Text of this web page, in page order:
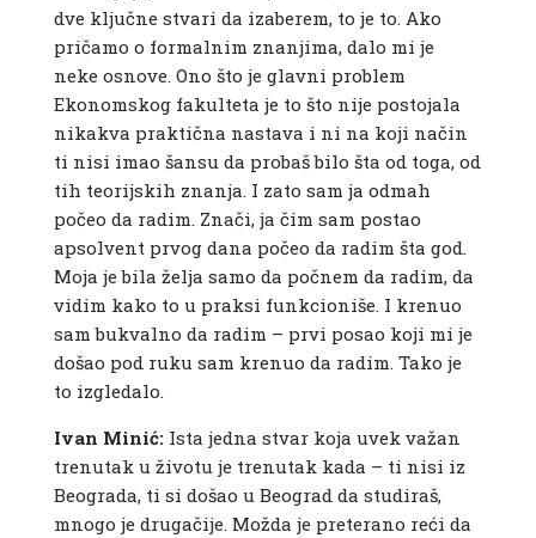
dve ključne stvari da izaberem, to je to. Ako
pričamo o formalnim znanjima, dalo mi je
neke osnove. Ono što je glavni problem
Ekonomskog fakulteta je to što nije postojala
nikakva praktična nastava i ni na koji način
ti nisi imao šansu da probaš bilo šta od toga, od
tih teorijskih znanja. I zato sam ja odmah
počeo da radim. Znači, ja čim sam postao
apsolvent prvog dana počeo da radim šta god.
Moja je bila želja samo da počnem da radim, da
vidim kako to u praksi funkcioniše. I krenuo
sam bukvalno da radim – prvi posao koji mi je
došao pod ruku sam krenuo da radim. Tako je
to izgledalo.
Ivan Minić:Ista jedna stvar koja uvek važan
trenutak u životu je trenutak kada – ti nisi iz
Beograda, ti si došao u Beograd da studiraš,
mnogo je drugačije. Možda je preterano reći da